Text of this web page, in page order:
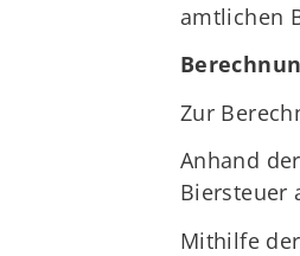
amtlichen
Zur
Anhand
Biersteuer
Mithilfe